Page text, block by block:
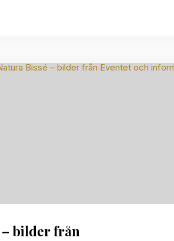
– bilder från